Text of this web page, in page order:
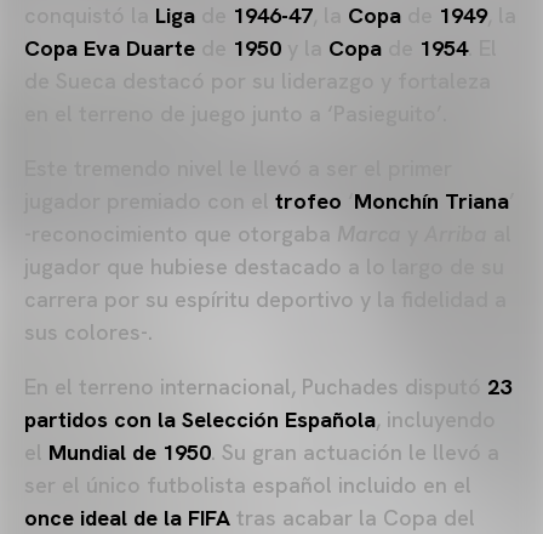
Liga 1946-47 Copa 1949, la
Copa Eva Duarte
1950 Copa 1954. El
en el terreno de juego junto a ‘Pasieguito’.
trofeo Monchín Triana
-reconocimiento que otorgaba Marca
jugador que hubiese destacado a lo largo de su
carrera por su espíritu deportivo y la fidelidad a
sus colores-.
En el terreno internacional, Puchades disputó 23
partidos con la Selección Española, incluyendo
el Mundial de 1950. Su gran actuación le llevó a
ser el único futbolista español incluido en el
once ideal de la FIFA tras acabar la Copa del